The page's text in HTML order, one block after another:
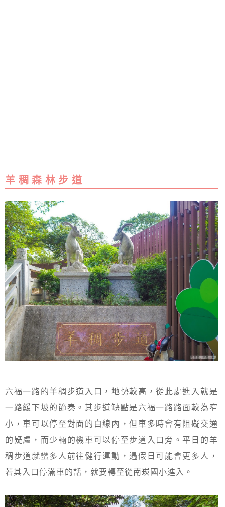
羊 稠 森 林 步 道
六福一路的羊稠步道入口，地勢較高，從此處進入就是
一路緩下坡的節奏。其步道缺點是六福一路路面較為窄
小，車可以停至對面的白線內，但車多時會有阻礙交通
的疑慮，而少輛的機車可以停至步道入口旁。平日的羊
稠步道就蠻多人前往健行運動，遇假日可能會更多人，
若其入口停滿車的話，就要轉至從南崁國小進入。